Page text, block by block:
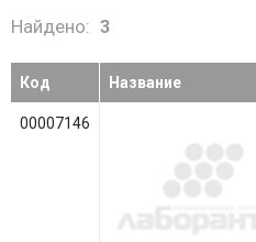
Найдено: 3
Код Название
00007146